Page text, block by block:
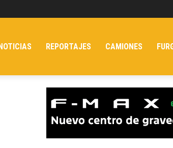
REPORTAJES CAMIONES